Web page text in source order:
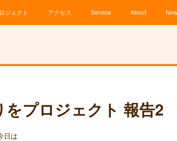
ジェクト アクセス Service About
をプロジェクト 報告2
日は